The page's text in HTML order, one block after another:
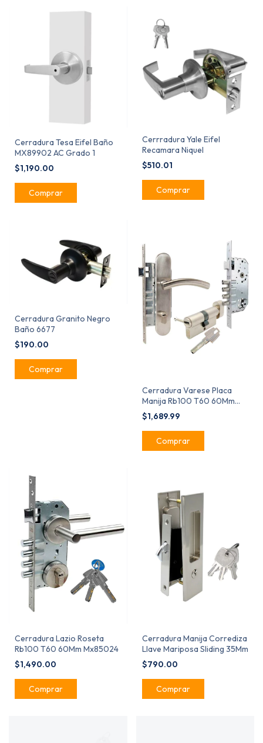
Cerradura Tesa Eifel Baño
MX89902 AC Grado 1
$1,190.00
Cerrradura Yale Eifel
Recamara Niquel
$510.01
Cerradura Granito Negro
Baño 6677
$190.00
Cerradura Varese Placa
Manija Rb100 T60 60Mm
Mx85234
$1,689.99
Cerradura Lazio Roseta
Rb100 T60 60Mm Mx85024
$1,490.00
Cerradura Manija Corrediza
Llave Mariposa Sliding 35Mm
$790.00